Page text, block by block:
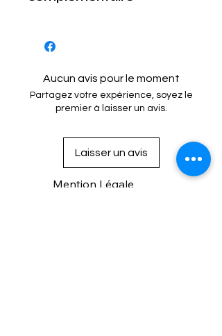
automatique ne fonctionne pas
Aucun avis pour le moment
Partagez votre expérience, soyez le
premier à laisser un avis.
Laisser un avis
Mention Légale